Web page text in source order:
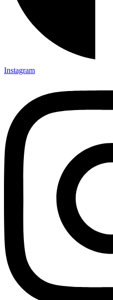
Instagram